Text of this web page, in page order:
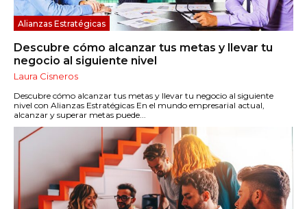
Alianzas Estratégicas
Descubre cómo alcanzar tus metas y llevar tu
negocio al siguiente nivel
Laura Cisneros
Descubre cómo alcanzar tus metas y llevar tu negocio al siguiente
nivel con Alianzas Estratégicas En el mundo empresarial actual,
alcanzar y superar metas puede...